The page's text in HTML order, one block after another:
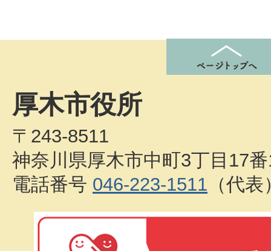
厚木市役所
〒243-8511
神奈川県厚木市中町3丁目17
電話番号 046-223-1511 （代表